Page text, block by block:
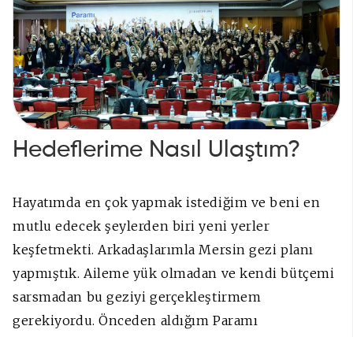
Hedeflerime Nasıl Ulaştım?
Hayatımda en çok yapmak istediğim ve beni en
mutlu edecek şeylerden biri yeni yerler
keşfetmekti. Arkadaşlarımla Mersin gezi planı
yapmıştık. Aileme yük olmadan ve kendi bütçemi
sarsmadan bu geziyi gerçekleştirmem
gerekiyordu. Önceden aldığım Paramı